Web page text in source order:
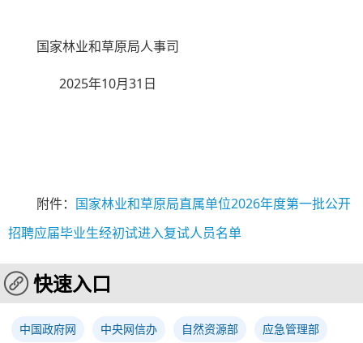
国家林业和草原局人事司
2025年10月31日
附件： 国家林业和草原局直属单位2026年度第一批公开
招聘应届毕业生经初试进入复试人员名单
快速入口
中国政府网 中央网信办 自然资源部 应急管理部